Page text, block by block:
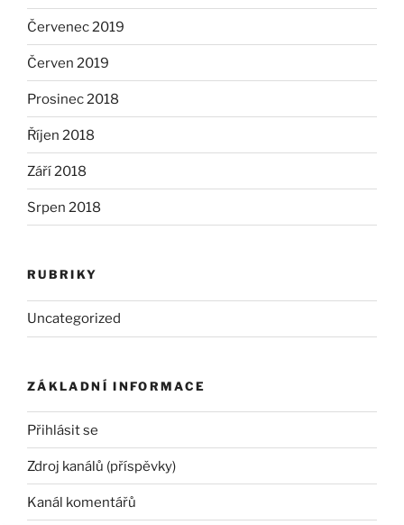
Červenec 2019
Červen 2019
Prosinec 2018
Říjen 2018
Září 2018
Srpen 2018
RUBRIKY
Uncategorized
ZÁKLADNÍ INFORMACE
Přihlásit se
Zdroj kanálů (příspěvky)
Kanál komentářů